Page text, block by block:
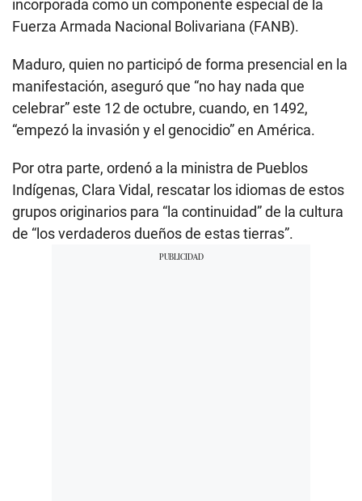
incorporada como un componente especial de la
Fuerza Armada Nacional Bolivariana (FANB).
Maduro, quien no participó de forma presencial en la
manifestación, aseguró que “no hay nada que
celebrar” este 12 de octubre, cuando, en 1492,
“empezó la invasión y el genocidio” en América.
Por otra parte, ordenó a la ministra de Pueblos
Indígenas, Clara Vidal, rescatar los idiomas de estos
grupos originarios para “la continuidad” de la cultura
de “los verdaderos dueños de estas tierras”.